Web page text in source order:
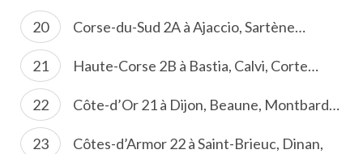
Corse-du-Sud 2A à Ajaccio, Sartène…
Haute-Corse 2B à Bastia, Calvi, Corte…
Côte-d’Or 21 à Dijon, Beaune, Montbard…
Côtes-d’Armor 22 à Saint-Brieuc, Dinan,